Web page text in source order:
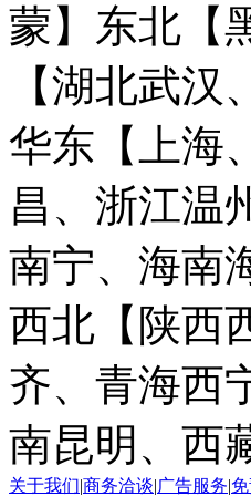
蒙】 东北【
【湖北武
华东【上海
昌、浙江温
南宁、海南
西北【陕西
齐、青海西
南昆明、西
关于我们|商务洽谈|广告服务|